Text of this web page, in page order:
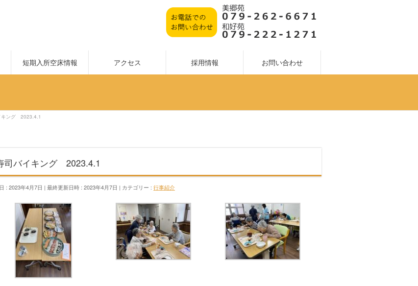
短期入所空床情報 アクセス 採用情報 お問い合わせ
キング 2023.4.1
司バイキング 2023.4.1
: 2023年4月7日 最終更新日時 : 2023年4月7日 カテゴリー : 行事紹介